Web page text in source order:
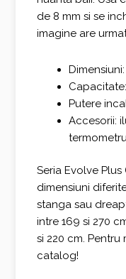
de 8 mm si se
imagine are
Putere
Accesorii:
Seria Evolve
dimensiuni
stanga sau
intre 169 si 270
si 220 cm.
catalog!